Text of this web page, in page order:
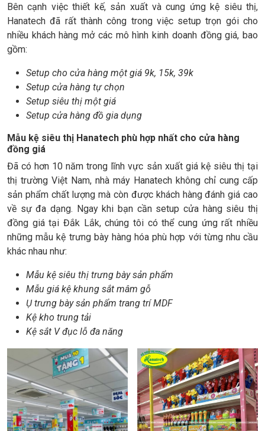
Bên cạnh việc thiết kế, sản xuất và cung ứng kệ siêu thị,
Hanatech đã rất thành công trong việc setup trọn gói cho
nhiều khách hàng mở các mô hình kinh doanh đồng giá, bao
gồm:
Setup cho cửa hàng một giá 9k, 15k, 39k
Setup cửa hàng tự chọn
Setup siêu thị một giá
Setup cửa hàng đồ gia dụng
Mẫu kệ siêu thị Hanatech phù hợp nhất cho cửa hàng
đồng giá
Đã có hơn 10 năm trong lĩnh vực sản xuất giá kệ siêu thị tại
thị trường Việt Nam, nhà máy Hanatech không chỉ cung cấp
sản phẩm chất lượng mà còn được khách hàng đánh giá cao
về sự đa dạng. Ngay khi bạn cần setup cửa hàng siêu thị
đồng giá tại Đắk Lắk, chúng tôi có thể cung ứng rất nhiều
những mẫu kệ trưng bày hàng hóa phù hợp với từng nhu cầu
khác nhau như:
Mẫu kệ siêu thị trưng bày sản phẩm
Mẫu giá kệ khung sắt mâm gỗ
Ụ trưng bày sản phẩm trang trí MDF
Kệ kho trung tải
Kệ sắt V đục lỗ đa năng